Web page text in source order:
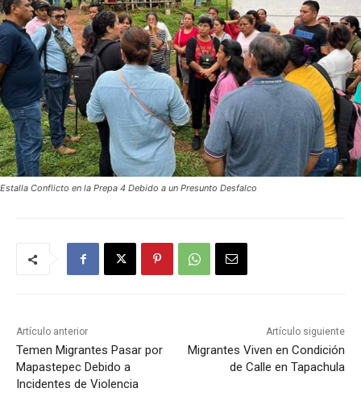
Estalla Conflicto en la Prepa 4 Debido a un Presunto Desfalco
Artículo anterior
Temen Migrantes Pasar por
Mapastepec Debido a
Incidentes de Violencia
Artículo siguiente
Migrantes Viven en Condición
de Calle en Tapachula